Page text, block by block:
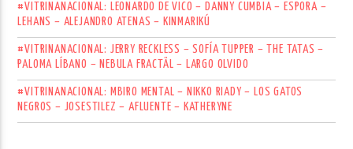
#VITRINANACIONAL: LEONARDO DE VICO – DANNY CUMBIA – ESPORA –
LEHANS – ALEJANDRO ATENAS – KINMARIKÚ
#VITRINANACIONAL: JERRY RECKLESS – SOFÍA TUPPER – THE TATAS –
PALOMA LÍBANO – NEBULA FRACTÄL – LARGO OLVIDO
#VITRINANACIONAL: MBIRO MENTAL – NIKKO RIADY – LOS GATOS
NEGROS – JOSESTILEZ – AFLUENTE – KATHERYNE